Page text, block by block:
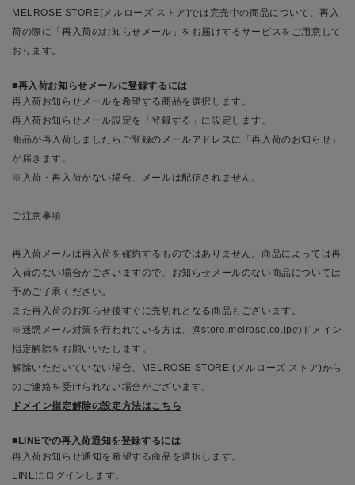
MELROSE STORE(メルローズ ストア)では完売中の商品について、再入
荷の際に「再入荷のお知らせメール」をお届けするサービスをご用意して
おります。
再入荷お知らせメールに登録するには
再入荷お知らせメールを希望する商品を選択します。
再入荷お知らせメール設定を「登録する」に設定します。
商品が再入荷しましたらご登録のメールアドレスに「再入荷のお知らせ」
が届きます。
※入荷・再入荷がない場合、メールは配信されません。
ご注意事項
再入荷メールは再入荷を確約するものではありません。商品によっては再
入荷のない場合がございますので、お知らせメールのない商品については
予めご了承ください。
また再入荷のお知らせ後すぐに売切れとなる商品もございます。
※迷惑メール対策を行われている方は、@store.melrose.co.jpのドメイン
指定解除をお願いいたします。
解除いただいていない場合、MELROSE STORE (メルローズ ストア)から
のご連絡を受けられない場合がございます。
ドメイン指定解除の設定方法はこちら
LINEでの再入荷通知を登録するには
再入荷お知らせ通知を希望する商品を選択します。
LINEにログインします。